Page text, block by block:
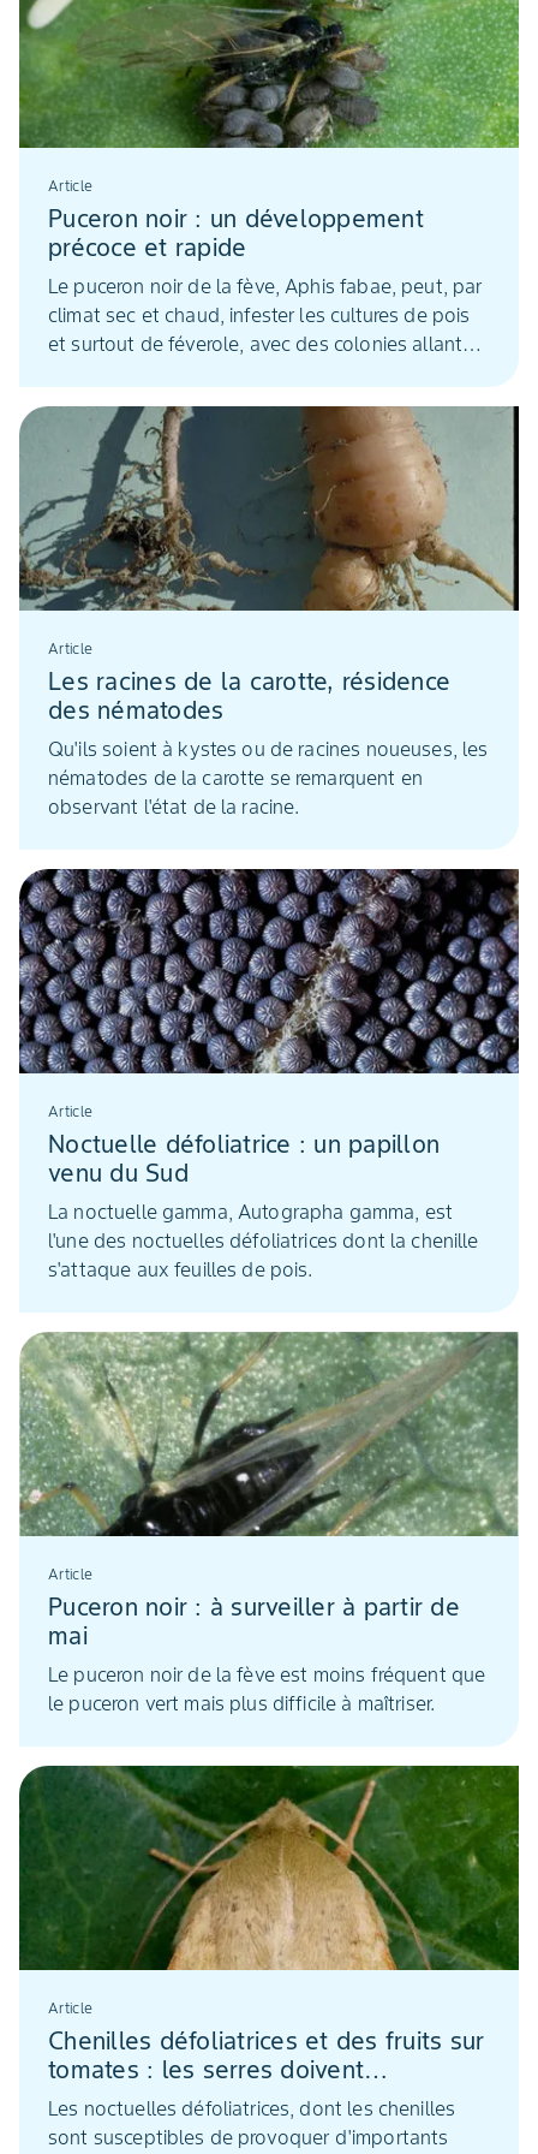
Article
Puceron noir : un développement
précoce et rapide
Le puceron noir de la fève, Aphis fabae, peut, par
climat sec et chaud, infester les cultures de pois
et surtout de féverole, avec des colonies allant
Article
Les racines de la carotte, résidence
des nématodes
Qu'ils soient à kystes ou de racines noueuses, les
nématodes de la carotte se remarquent en
observant l'état de la racine.
Article
Noctuelle défoliatrice : un papillon
venu du Sud
La noctuelle gamma, Autographa gamma, est
l'une des noctuelles défoliatrices dont la chenille
s'attaque aux feuilles de pois.
Article
Puceron noir : à surveiller à partir de
mai
Le puceron noir de la fève est moins fréquent que
le puceron vert mais plus difficile à maîtriser.
Article
Chenilles défoliatrices et des fruits sur
tomates : les serres doivent
particulièrement être surveillées
Les noctuelles défoliatrices, dont les chenilles
sont susceptibles de provoquer d'importants